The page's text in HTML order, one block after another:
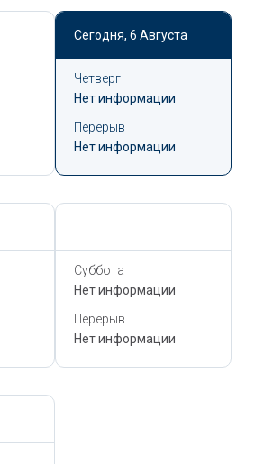
Сегодня, 6 Августа
Четверг
Нет информации
Перерыв
Нет информации
Суббота
Нет информации
Перерыв
Нет информации